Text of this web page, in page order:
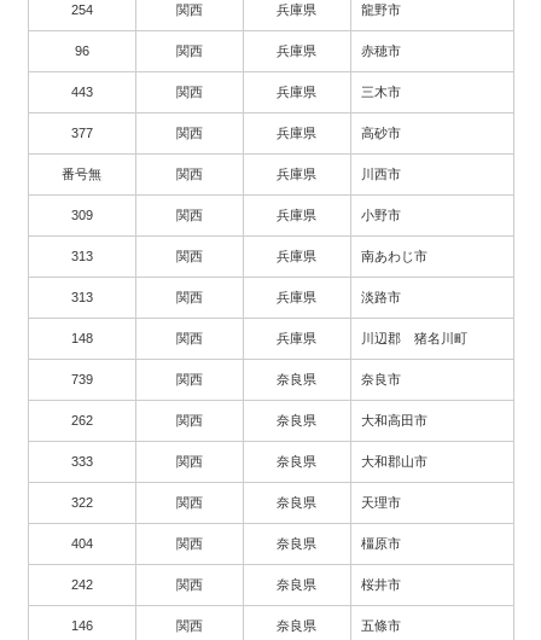
254 関西 兵庫県 龍野市
96 関西 兵庫県 赤穂市
443 関西 兵庫県 三木市
377 関西 兵庫県 高砂市
番号無 関西 兵庫県 川西市
309 関西 兵庫県 小野市
313 関西 兵庫県 南あわじ市
313 関西 兵庫県 淡路市
148 関西 兵庫県 川辺郡 猪名川町
739 関西 奈良県 奈良市
262 関西 奈良県 大和高田市
333 関西 奈良県 大和郡山市
322 関西 奈良県 天理市
404 関西 奈良県 橿原市
242 関西 奈良県 桜井市
146 関西 奈良県 五條市